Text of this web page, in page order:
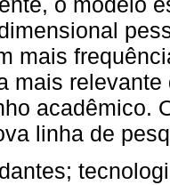
mais
mais
acadêmico.
linha de